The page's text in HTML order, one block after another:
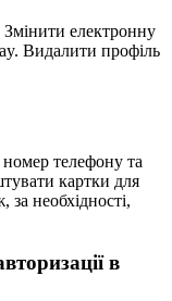
Змінити електронну
. Видалити профіль
номер телефону та
тувати картки для
, за необхідності,
вторизації в